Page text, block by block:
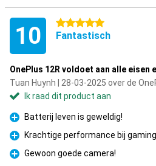
10 5 sterren
Fantastisch
OnePlus 12R voldoet aan alle eisen
Tuan Huynh | 28-03-2025 over de
Ik raad dit product aan
Pluspunt
Batterij leven is geweldig!
Pluspunt
Krachtige performance bij
Pluspunt
Gewoon goede camera!